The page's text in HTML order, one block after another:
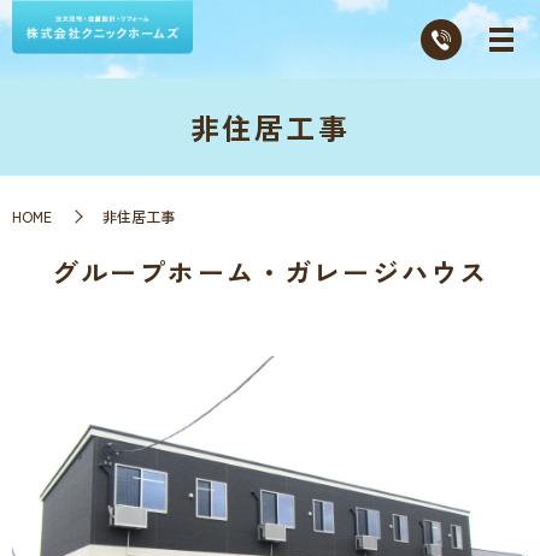
非住居工事
HOME 非住居工事
グループホーム・ガレージハウス